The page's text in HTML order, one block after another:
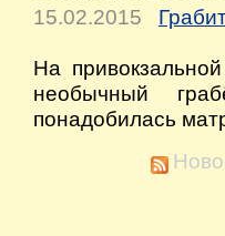
15.02.2015
На
необычный
понадобилась